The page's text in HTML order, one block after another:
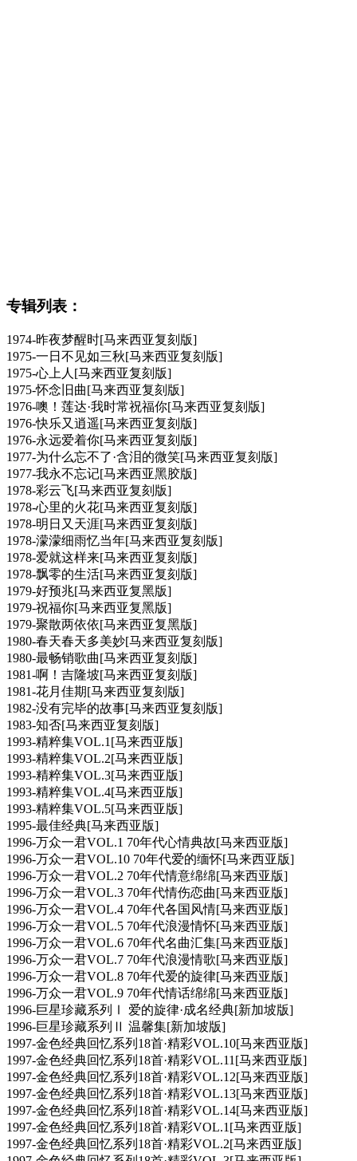
专辑列表：
1974-昨夜梦醒时[马来西亚复刻版]
1975-一日不见如三秋[马来西亚复刻版]
1975-心上人[马来西亚复刻版]
1975-怀念旧曲[马来西亚复刻版]
1976-噢！莲达·我时常祝福你[马来西亚复刻版]
1976-快乐又逍遥[马来西亚复刻版]
1976-永远爱着你[马来西亚复刻版]
1977-为什么忘不了·含泪的微笑[马来西亚复刻版]
1977-我永不忘记[马来西亚黑胶版]
1978-彩云飞[马来西亚复刻版]
1978-心里的火花[马来西亚复刻版]
1978-明日又天涯[马来西亚复刻版]
1978-濛濛细雨忆当年[马来西亚复刻版]
1978-爱就这样来[马来西亚复刻版]
1978-飘零的生活[马来西亚复刻版]
1979-好预兆[马来西亚复黑版]
1979-祝福你[马来西亚复黑版]
1979-聚散两依依[马来西亚复黑版]
1980-春天春天多美妙[马来西亚复刻版]
1980-最畅销歌曲[马来西亚复刻版]
1981-啊！吉隆坡[马来西亚复刻版]
1981-花月佳期[马来西亚复刻版]
1982-没有完毕的故事[马来西亚复刻版]
1983-知否[马来西亚复刻版]
1993-精粹集VOL.1[马来西亚版]
1993-精粹集VOL.2[马来西亚版]
1993-精粹集VOL.3[马来西亚版]
1993-精粹集VOL.4[马来西亚版]
1993-精粹集VOL.5[马来西亚版]
1995-最佳经典[马来西亚版]
1996-万众一君VOL.1 70年代心情典故[马来西亚版]
1996-万众一君VOL.10 70年代爱的缅怀[马来西亚版]
1996-万众一君VOL.2 70年代情意绵绵[马来西亚版]
1996-万众一君VOL.3 70年代情伤恋曲[马来西亚版]
1996-万众一君VOL.4 70年代各国风情[马来西亚版]
1996-万众一君VOL.5 70年代浪漫情怀[马来西亚版]
1996-万众一君VOL.6 70年代名曲汇集[马来西亚版]
1996-万众一君VOL.7 70年代浪漫情歌[马来西亚版]
1996-万众一君VOL.8 70年代爱的旋律[马来西亚版]
1996-万众一君VOL.9 70年代情话绵绵[马来西亚版]
1996-巨星珍藏系列Ⅰ 爱的旋律·成名经典[新加坡版]
1996-巨星珍藏系列Ⅱ 温馨集[新加坡版]
1997-金色经典回忆系列18首·精彩VOL.10[马来西亚版]
1997-金色经典回忆系列18首·精彩VOL.11[马来西亚版]
1997-金色经典回忆系列18首·精彩VOL.12[马来西亚版]
1997-金色经典回忆系列18首·精彩VOL.13[马来西亚版]
1997-金色经典回忆系列18首·精彩VOL.14[马来西亚版]
1997-金色经典回忆系列18首·精彩VOL.1[马来西亚版]
1997-金色经典回忆系列18首·精彩VOL.2[马来西亚版]